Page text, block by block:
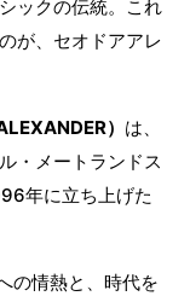
ックの伝統。これ
が、セオドアアレ
） は、
・メートランドス
年に立ち上げた
の情熱と、時代を